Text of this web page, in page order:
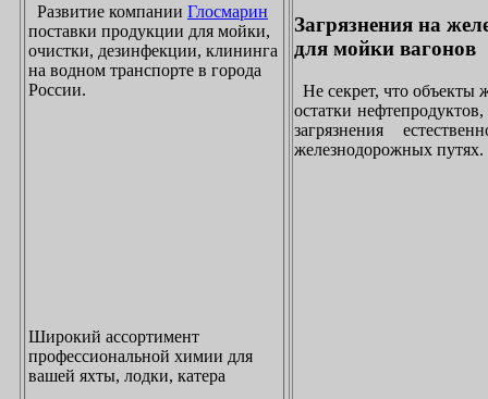
Развитие компании Глосмарин
поставки продукции для мойки,
очистки, дезинфекции, клининга
на водном транспорте в города
России.
Широкий ассортимент
профессиональной химии для
вашей яхты, лодки, катера
Загрязнения на
для мойки вагонов
Не секрет, что объекты
остатки нефтепродуктов,
загрязнения
железнодорожных путях.